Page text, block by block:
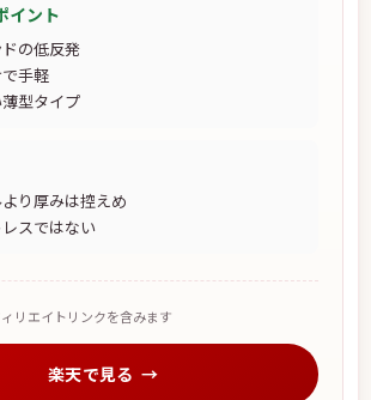
イント
の低反発
手軽
型タイプ
より厚みは控えめ
スではない
リエイトリンクを含みます
楽天で見る